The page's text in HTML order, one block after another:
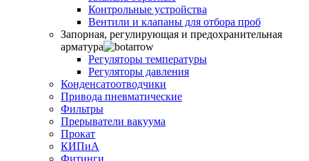
Контрольные устройства
Вентили и клапаны для отбора проб
Запорная, регулирующая и предохранительная
арматура
Регуляторы температуры
Регуляторы давления
Конденсатоотводчики
Привода пневматические
Фильтры
Прерыватели вакуума
Прокат
КИПиА
Фитинги